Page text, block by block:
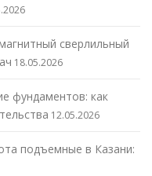
сверлильный
18.05.2026
фундаментов: как
12.05.2026
подъемные в Казани: